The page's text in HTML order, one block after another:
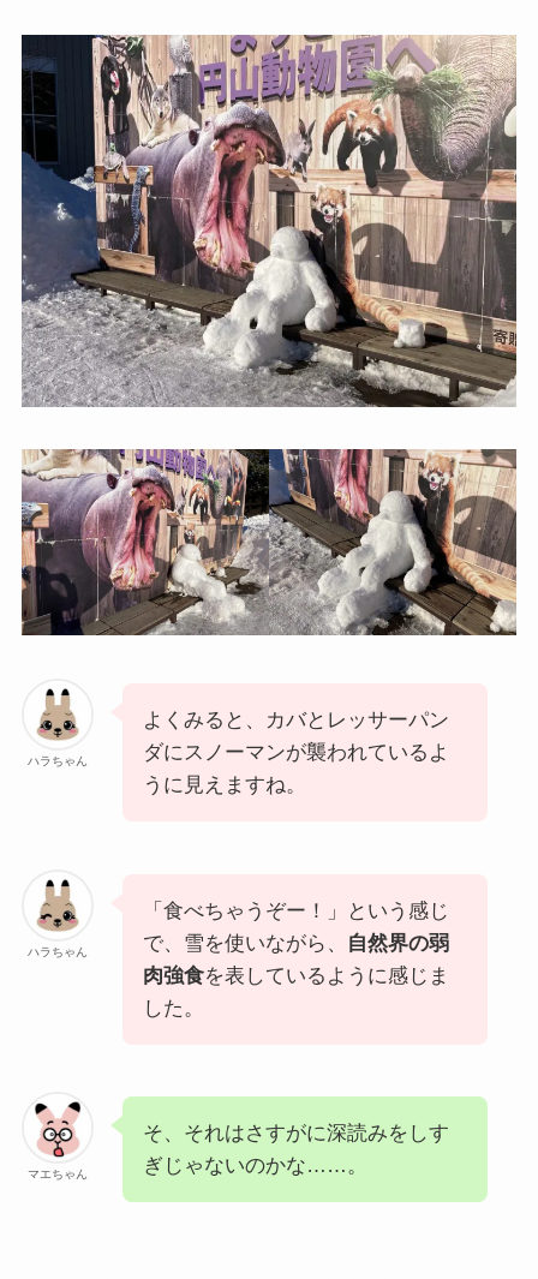
ハラちゃん
よくみると、カバとレッサーパン
ダにスノーマンが襲われているよ
うに見えますね。
ハラちゃん
「食べちゃうぞー！」という感じ
で、雪を使いながら、
自然界の弱
肉強食を表しているように感じま
した。
マエちゃん
そ、それはさすがに深読みをしす
ぎじゃないのかな……。